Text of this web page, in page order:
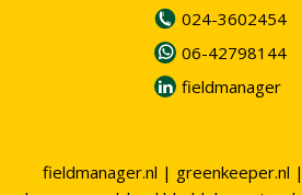
024-3602454
06-42798144
fieldmanager
fieldmanager.nl | greenkeeper.nl |